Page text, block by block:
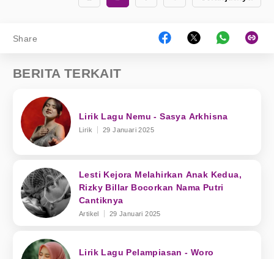
Share
BERITA TERKAIT
Lirik Lagu Nemu - Sasya Arkhisna
Lirik 29 Januari 2025
Lesti Kejora Melahirkan Anak Kedua,
Rizky Billar Bocorkan Nama Putri
Cantiknya
Artikel 29 Januari 2025
Lirik Lagu Pelampiasan - Woro